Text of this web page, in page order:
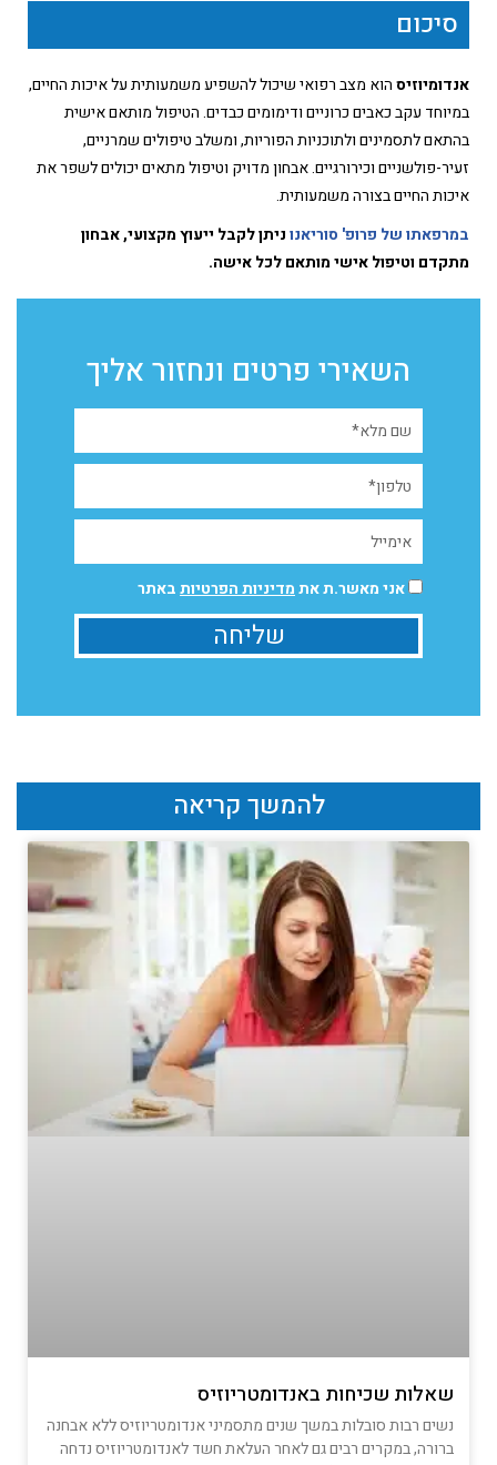
סיכום
אנדומיוזיסהוא מצב רפואי שיכול להשפיע משמעותית על איכות החיים,
במיוחד עקב כאבים כרוניים ודימומים כבדים. הטיפול מותאם אישית
בהתאם לתסמינים ולתוכניות הפוריות, ומשלב טיפולים שמרניים,
זעיר-פולשניים וכירורגיים. אבחון מדויק וטיפול מתאים יכולים לשפר את
איכות החיים בצורה משמעותית.
במרפאתו של פרופ' סוריאנוניתן לקבל ייעוץ מקצועי, אבחון
מתקדם וטיפול אישי מותאם לכל אישה.
השאירי פרטים ונחזור אליך
אני מאשר.ת אתמדיניות הפרטיותבאתר
שליחה
להמשך קריאה
שאלות שכיחות באנדומטריוזיס
נשים רבות סובלות במשך שנים מתסמיני אנדומטריוזיס ללא אבחנה
ברורה, במקרים רבים גם לאחר העלאת חשד לאנדומטריוזיס נדחה